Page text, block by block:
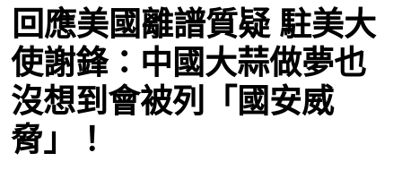
觀點
博客
投票
回應美國離譜質疑 駐美大
使謝鋒：中國大蒜做夢也
沒想到會被列「國安威
脅」！